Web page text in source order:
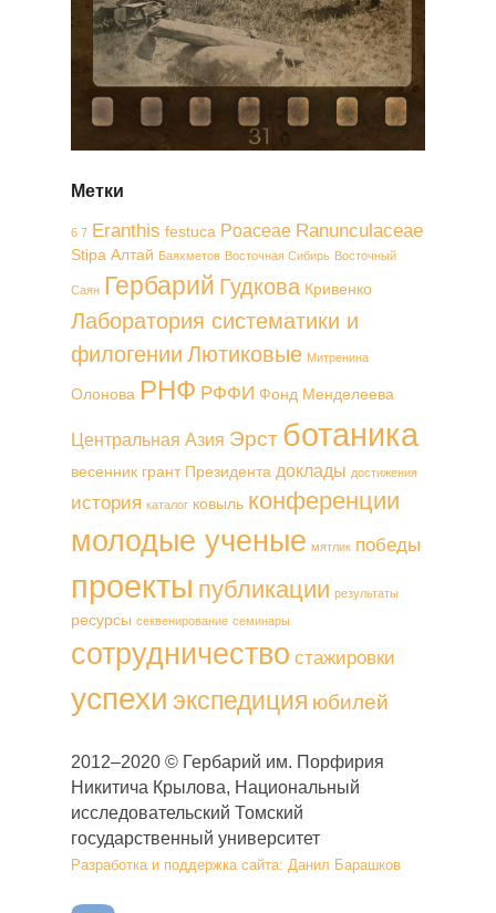
Метки
6 7 Eranthis festuca Poaceae Ranunculaceae
Stipa Алтай Баяхметов Восточная Сибирь Восточный
Саян Гербарий Гудкова Кривенко
Лаборатория систематики и
филогении Лютиковые Митренина
Олонова РНФ РФФИ Фонд Менделеева
Центральная Азия Эрст ботаника
весенник грант Президента доклады достижения
история каталог ковыль конференции
молодые ученые мятлик победы
проекты публикации результаты
ресурсы секвенирование семинары
сотрудничество стажировки
успехи экспедиция юбилей
2012–2020 © Гербарий им. Порфирия
Никитича Крылова, Национальный
исследовательский Томский
государственный университет
Разработка и поддержка сайта: Данил Барашков